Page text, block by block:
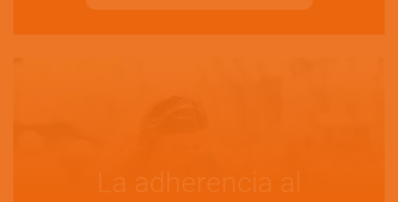
La adherencia al